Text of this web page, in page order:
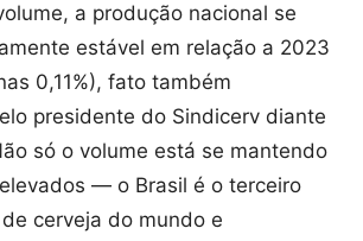
a produção nacional se
estável em relação a 2023
0,11%), fato também
presidente do Sindicerv diante
só o volume está se mantendo
— o Brasil é o terceiro
cerveja do mundo e